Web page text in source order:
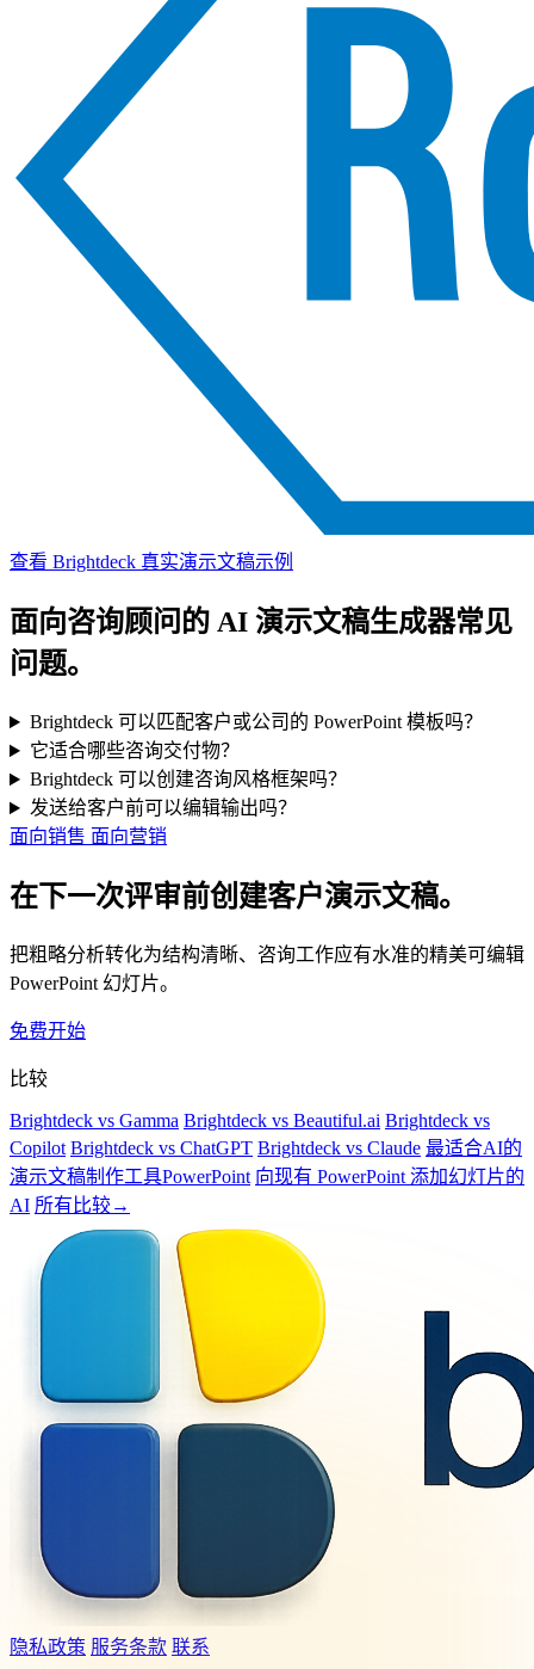
查看 Brightdeck 真实演示文稿示例
面向咨询顾问的 AI 演示文稿生成器常见
问题。
Brightdeck 可以匹配客户或公司的 PowerPoint 模板吗？
它适合哪些咨询交付物？
Brightdeck 可以创建咨询风格框架吗？
发送给客户前可以编辑输出吗？
面向销售 面向营销
在下一次评审前创建客户演示文稿。
把粗略分析转化为结构清晰、咨询工作应有水准的精美可编辑
PowerPoint 幻灯片。
免费开始
比较
Brightdeck vs Gamma Brightdeck vs Beautiful.ai Brightdeck vs
Copilot Brightdeck vs ChatGPT Brightdeck vs Claude 最适合AI的
演示文稿制作工具PowerPoint 向现有 PowerPoint 添加幻灯片的
AI 所有比较→
隐私政策 服务条款 联系